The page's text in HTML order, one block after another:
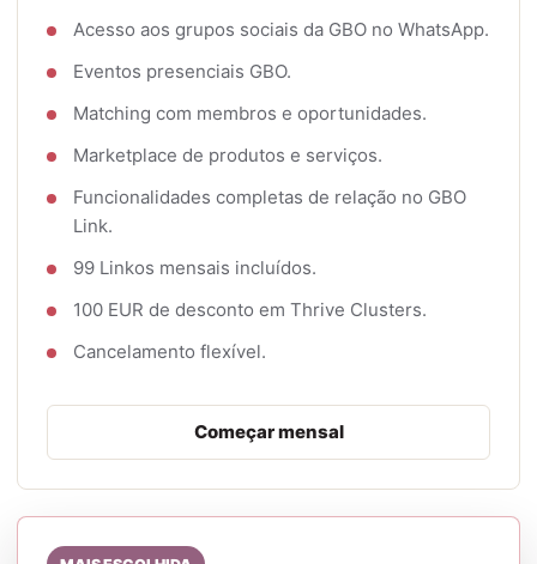
Acesso aos grupos sociais da GBO no WhatsApp.
Eventos presenciais GBO.
Matching com membros e oportunidades.
Marketplace de produtos e serviços.
Funcionalidades completas de relação no GBO
Link.
99 Linkos mensais incluídos.
100 EUR de desconto em Thrive Clusters.
Cancelamento flexível.
Começar mensal